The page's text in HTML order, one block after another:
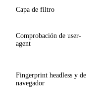
Capa de filtro
Comprobación de user-
agent
Fingerprint headless y de
navegador